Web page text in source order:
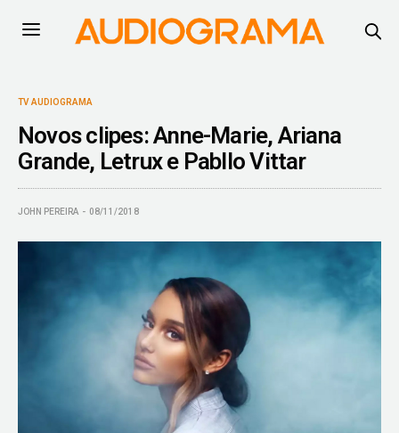
TV AUDIOGRAMA
Novos clipes: Anne-Marie, Ariana
Grande, Letrux e Pabllo Vittar
JOHN PEREIRA 08/11/2018